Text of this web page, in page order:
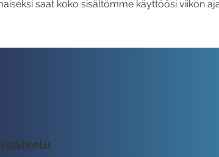
saat koko sisältömme käyttöösi viikon